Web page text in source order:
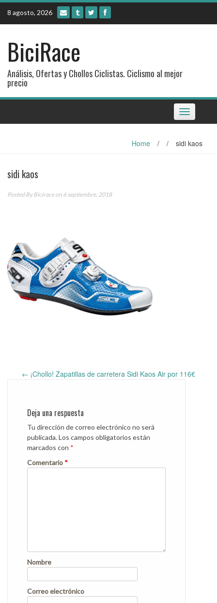
Skip
content
8 agosto, 2026
BiciRace
Análisis, Ofertas y Chollos Ciclistas. Ciclismo al mejor
precio
Toggle
navigation
Home / / sidi kaos
sidi kaos
Posted ByBiciraceon 6 septiembre, 2018
Post
← ¡Chollo! Zapatillas de carretera Sidi Kaos Air por 116€
Deja una respuesta
Tu dirección de correo electrónico no será
publicada.Los campos obligatorios están
marcados con *
Comentario *
Nombre
Correo electrónico